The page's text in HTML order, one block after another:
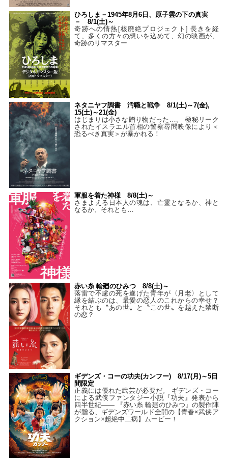
ひろしま－1945年8月6日、原子雲の下の真実
－ 8/1(土)～
奇跡への情熱[核廃絶プロジェクト] 長きを経
て、多くの方々の想いを込めて、幻の映画が、
奇跡のリマスター
ネタニヤフ調書 汚職と戦争 8/1(土)～7(金),
15(土)～21(金)
はじまりは小さな贈り物だった…。 極秘リーク
されたイスラエル首相の警察尋問映像により＜
恐るべき真実＞が暴かれる！
軍服を着た神様 8/8(土)～
さまよえる日本人の魂は、亡霊となるか、神と
なるか、それとも…
赤い糸 輪廻のひみつ 8/8(土)～
落雷で不慮の死を遂げた青年が〈月老〉として
縁を結ぶのは、最愛の恋人のこれからの幸せ？
それとも〝あの世〟と〝この世〟を越えた禁断
の恋？
ギデンズ・コーの功夫(カンフー) 8/17(月)～5日
間限定
正義には優れた武芸が必要だ。 ギデンズ・コー
による武侠ファンタジー小説『功夫』発表から
四半世紀―― 『赤い糸 輪廻のひみつ』の製作陣
が贈る、ギデンズワールド全開の【青春×武侠ア
クション×超絶中二病】ムービー！